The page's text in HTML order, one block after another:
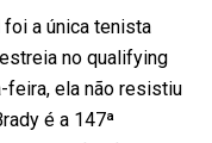
foi a única tenista
no qualifying
feira, ela não resistiu
é a 147ª